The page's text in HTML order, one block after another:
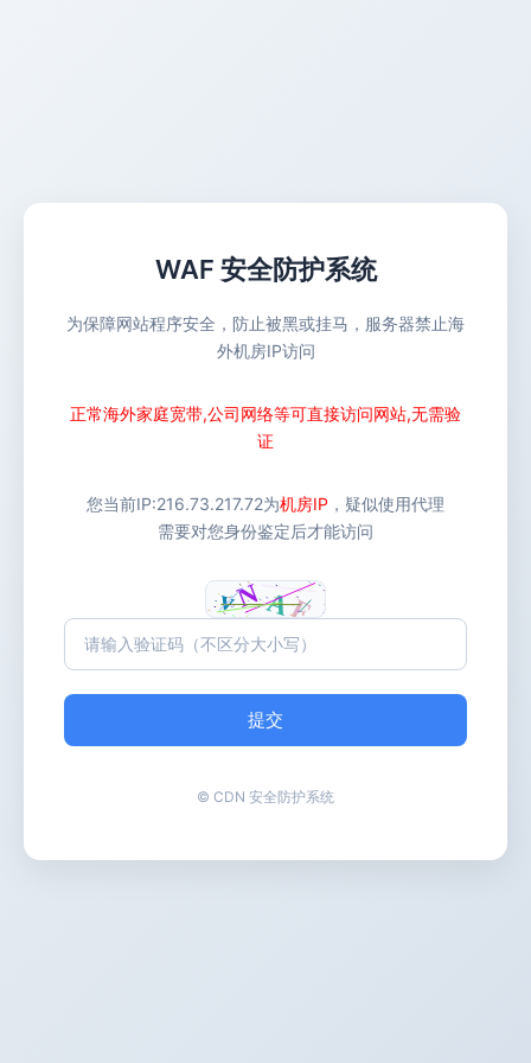
WAF 安全防护系统
为保障网站程序安全，防止被黑或挂马，服务器禁止海
外机房IP访问
正常海外家庭宽带,公司网络等可直接访问网站,无需验
证
您当前IP:216.73.217.72为机房IP ，疑似使用代理
需要对您身份鉴定后才能访问
提交
© CDN 安全防护系统